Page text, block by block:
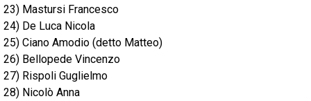
23) Mastursi Francesco
24) De Luca Nicola
25) Ciano Amodio (detto Matteo)
26) Bellopede Vincenzo
27) Rispoli Guglielmo
28) Nicolò Anna